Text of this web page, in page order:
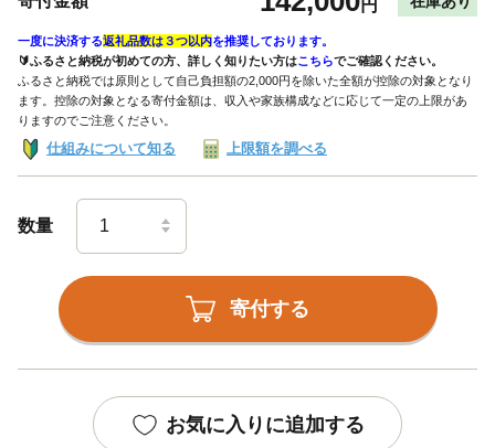
円
一度に決済する返礼品数は３つ以内を推奨しております。
🔰ふるさと納税が初めての方、詳しく知りたい方はこちらでご確認ください。
ふるさと納税では原則として自己負担額の2,000円を除いた全額が控除の対象となり
ます。控除の対象となる寄付金額は、収入や家族構成などに応じて一定の上限があ
りますのでご注意ください。
仕組みについて知る 上限額を調べる
数量
寄付する
お気に入りに追加する